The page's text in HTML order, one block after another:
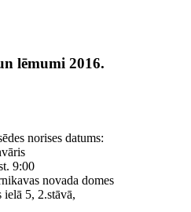
lēmumi 2016.
norises datums:
9:00
novada domes
ielā 5, 2.stāvā,